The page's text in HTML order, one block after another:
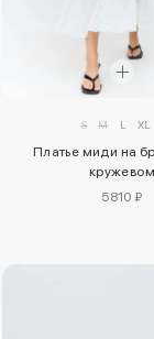
S M L XL
Платье миди на
кружевом
5810 ₽